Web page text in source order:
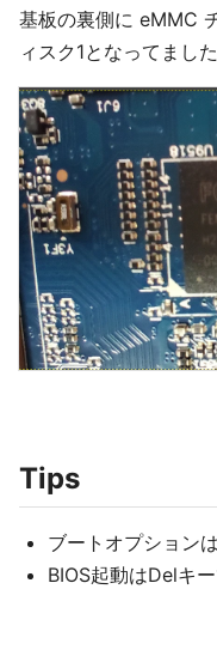
基板の裏側に eMMC
ィスク1となってました
Tips
ブートオプション
BIOS起動はDelキ